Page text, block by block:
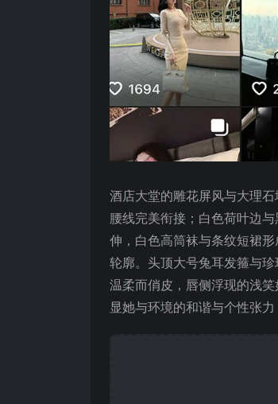
酒店大堂的雕花屏风与大理
腰线完美衔接；白色荷叶边
伸，白色高筒袜与条纹短裙
轮廓。头顶大号兔耳发箍与
温柔而俏皮，唇侧浮现的浅
显她与环境的和谐与个性张